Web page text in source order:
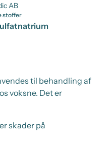
AB
stoffer
til behandling af
voksne. Det er
skader på